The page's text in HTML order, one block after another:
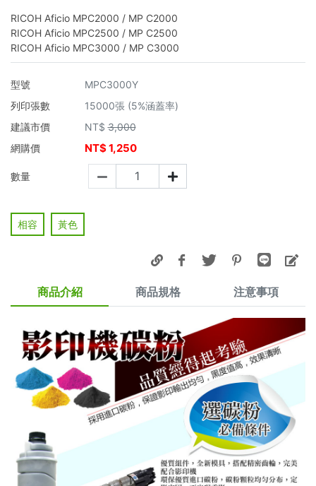
RICOH Aficio MPC2000 / MP C2000
RICOH Aficio MPC2500 / MP C2500
RICOH Aficio MPC3000 / MP C3000
型號
MPC3000Y
列印張數
15000張 (5%涵蓋率)
建議市價
NT$ 3,000
網購價
NT$1,250
數量
相容 黃色
商品介紹 商品規格 注意事項